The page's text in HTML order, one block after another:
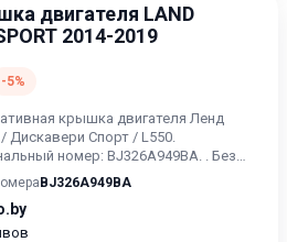
двигателя LAND
2014-2019
-5%
крышка двигателя Ленд
Дискавери Спорт / L550.
номер: BJ326A949BA. . Без
BJ326A949BA